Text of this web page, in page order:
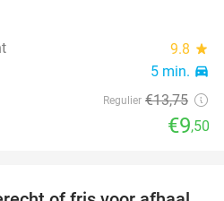
9.8 star
5 min. directions_car
Regulier €13,75
€9,50